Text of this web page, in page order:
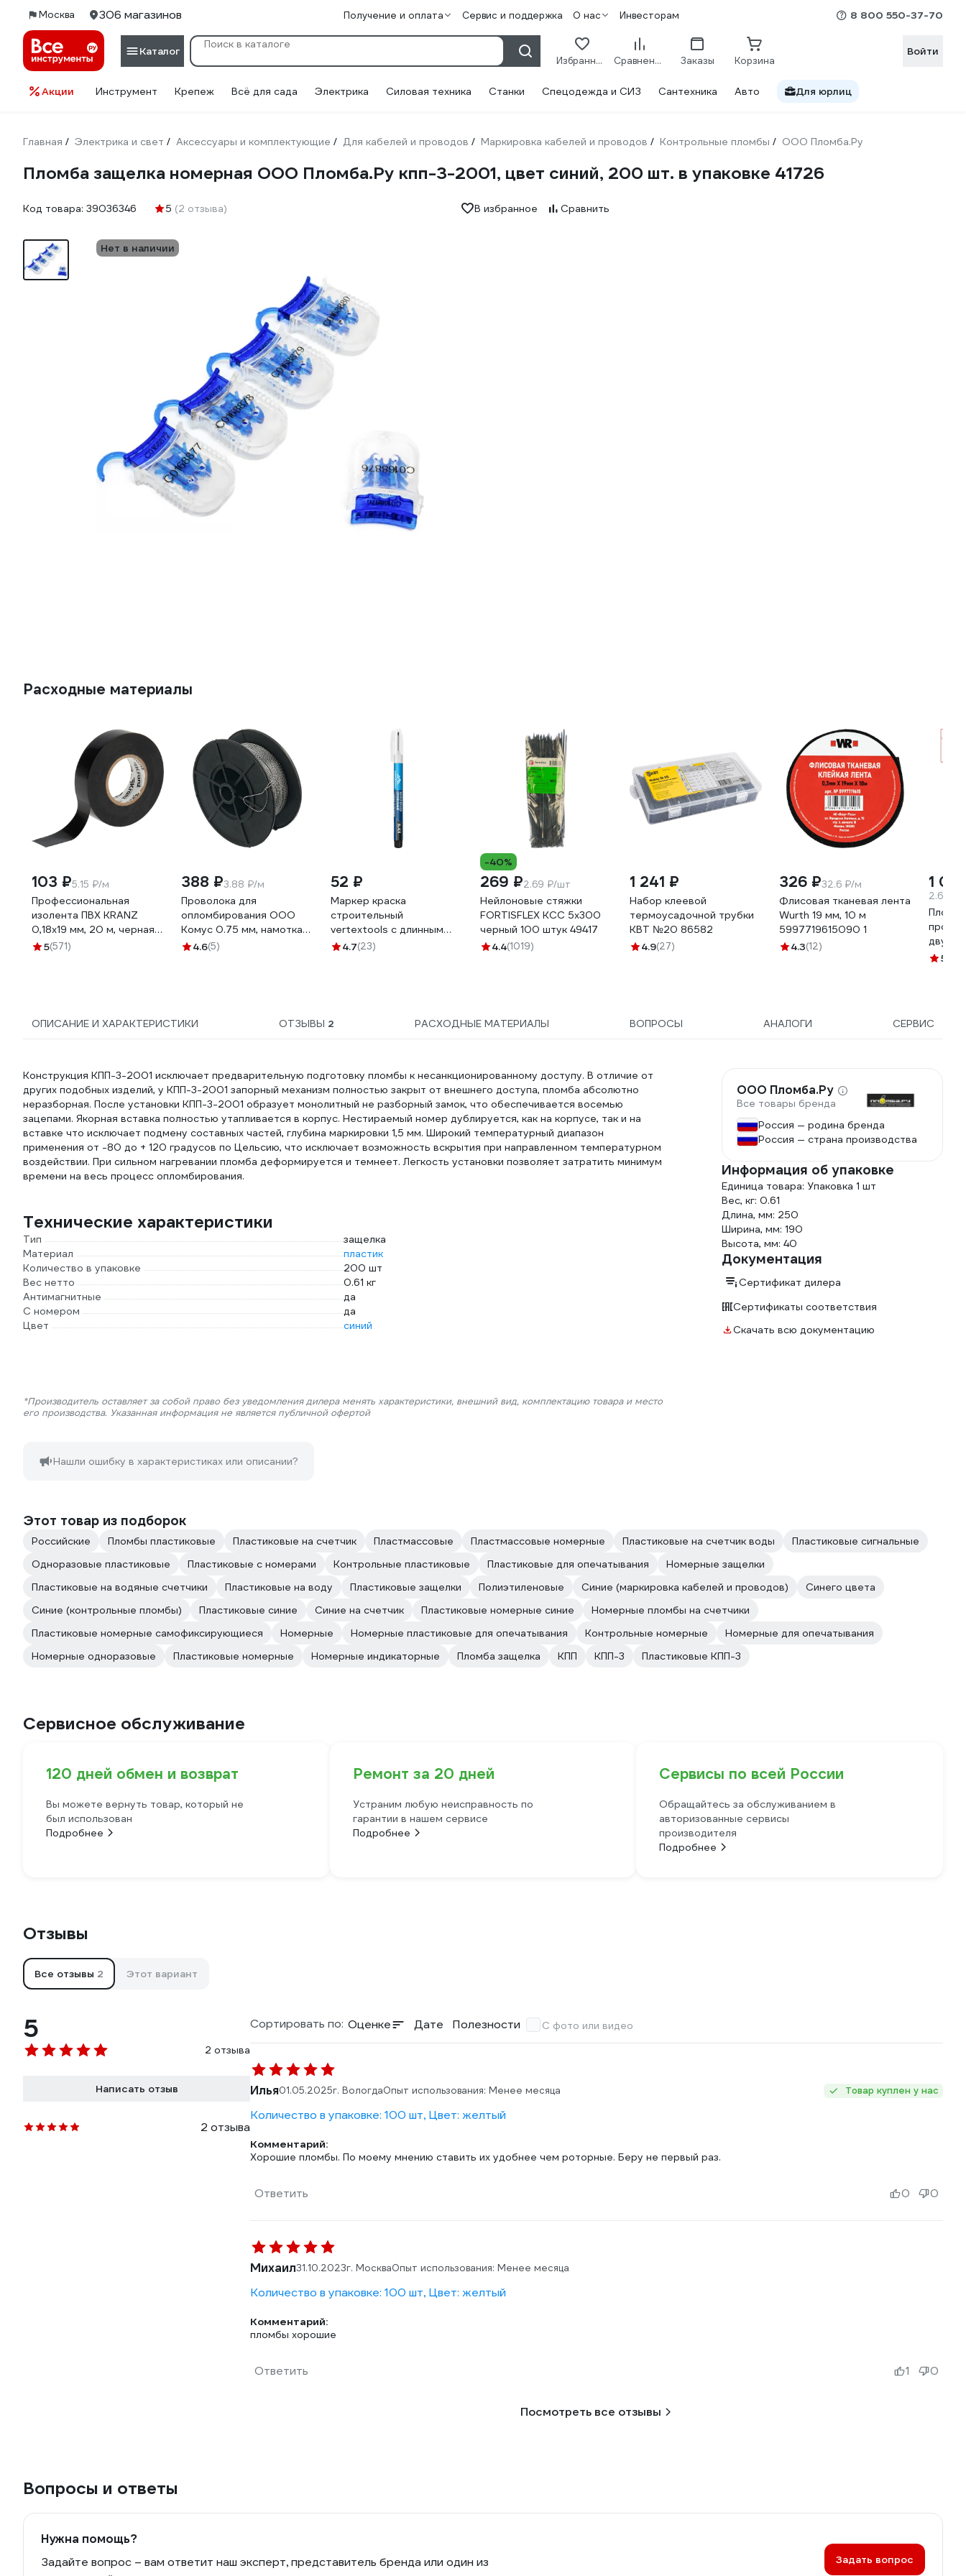
Москва 306 магазинов Получение и оплата Сервис и поддержка О нас Инвесторам 8 800 550-37-70
Каталог
Избранное Сравнение Заказы Корзина
Войти
Акции Инструмент Крепеж Всё для сада Электрика Силовая техника Станки Спецодежда и СИЗ Сантехника Авто Для юрлиц
Главная / Электрика и свет / Аксессуары и комплектующие / Для кабелей и проводов / Маркировка кабелей и проводов / Контрольные пломбы / ООО Пломба.Ру
Пломба защелка номерная ООО Пломба.Ру кпп-3-2001, цвет синий, 200 шт. в упаковке 41726
Код товара: 39036346 5 (2 отзыва) В избранное Сравнить
Нет в наличии
Расходные материалы
103 ₽5.15 ₽/м
Профессиональная
изолента ПВХ KRANZ
0,18х19 мм, 20 м, черная
KR-09-2806
5(571)
388 ₽3.88 ₽/м
Проволока для
опломбирования ООО
Комус 0.75 мм, намотка
100 м 1348433
4.6(5)
52 ₽
Маркер краска
строительный
vertextools с длинным
наконечником, черный
4.7(23)
-40%
269 ₽2.69 ₽/шт
Нейлоновые стяжки
FORTISFLEX КСС 5х300
черный 100 штук 49417
4.4(1019)
1 241 ₽
Набор клеевой
термоусадочной трубки
КВТ №20 86582
4.9(27)
326 ₽32.6 ₽/м
Флисовая тканевая лента
Wurth 19 мм, 10 м
5997719615090 1
4.3(12)
1
2.63 ₽/
5
ОПИСАНИЕ И ХАРАКТЕРИСТИКИ ОТЗЫВЫ 2 РАСХОДНЫЕ МАТЕРИАЛЫ ВОПРОСЫ АНАЛОГИ СЕРВИС
Конструкция КПП-3-2001 исключает предварительную подготовку пломбы к несанкционированному доступу. В отличие от
других подобных изделий, у КПП-3-2001 запорный механизм полностью закрыт от внешнего доступа, пломба абсолютно
неразборная. После установки КПП-3-2001 образует монолитный не разборный замок, что обеспечивается восемью
зацепами. Якорная вставка полностью утапливается в корпус. Нестираемый номер дублируется, как на корпусе, так и на
вставке что исключает подмену составных частей, глубина маркировки 1,5 мм. Широкий температурный диапазон
применения от -80 до + 120 градусов по Цельсию, что исключает возможность вскрытия при направленном температурном
воздействии. При сильном нагревании пломба деформируется и темнеет. Легкость установки позволяет затратить минимум
времени на весь процесс опломбирования.
Технические характеристики
Тип
защелка
Материал
пластик
Количество в упаковке
200 шт
Вес нетто
0.61 кг
Антимагнитные
да
С номером
да
Цвет
синий
*Производитель оставляет за собой право без уведомления дилера менять характеристики, внешний вид, комплектацию товара и место
его производства. Указанная информация не является публичной офертой
Нашли ошибку в характеристиках или описании?
ООО Пломба.Ру
Все товары бренда
Россия — родина бренда
Россия — страна производства
Информация об упаковке
Единица товара: Упаковка 1 шт
Вес, кг: 0.61
Длина, мм: 250
Ширина, мм: 190
Высота, мм: 40
Документация
Сертификат дилера
Сертификаты соответствия
Скачать всю документацию
Этот товар из подборок
Российские Пломбы пластиковые Пластиковые на счетчик Пластмассовые Пластмассовые номерные Пластиковые на счетчик воды
Пластиковые сигнальные
Одноразовые пластиковые
Пластиковые с номерами Контрольные пластиковые Пластиковые для опечатывания
Номерные защелки
Пластиковые на водяные счетчики
Пластиковые на воду Пластиковые защелки Полиэтиленовые Синие (маркировка кабелей и проводов)
Синего цвета
Синие (контрольные пломбы)
Пластиковые синие Синие на счетчик Пластиковые номерные синие
Номерные пломбы на счетчики
Пластиковые номерные самофиксирующиеся
Номерные Номерные пластиковые для опечатывания Контрольные номерные
Номерные для опечатывания
Номерные одноразовые
Пластиковые номерные Номерные индикаторные Пломба защелка КПП КПП-3 Пластиковые КПП-3
Сервисное обслуживание
120 дней обмен и возврат
Вы можете вернуть товар, который не
был использован
Подробнее
Ремонт за 20 дней
Устраним любую неисправность по
гарантии в нашем сервисе
Подробнее
Сервисы по всей России
Обращайтесь за обслуживанием в
авторизованные сервисы
производителя
Подробнее
Отзывы
Все отзывы 2 Этот вариант
5
2 отзыва
Написать отзыв
2 отзыва
Сортировать по: Оценке Дате Полезности С фото или видео
Илья01.05.2025г. ВологдаОпыт использования: Менее месяца Товар куплен у нас
Количество в упаковке: 100 шт, Цвет: желтый
Комментарий:
Хорошие пломбы. По моему мнению ставить их удобнее чем роторные. Беру не первый раз.
Ответить 0 0
Михаил31.10.2023г. МоскваОпыт использования: Менее месяца
Количество в упаковке: 100 шт, Цвет: желтый
Комментарий:
пломбы хорошие
Ответить 1 0
Посмотреть все отзывы
Вопросы и ответы
Нужна помощь?
Задайте вопрос – вам ответит наш эксперт, представитель бренда или один из
Задать вопрос